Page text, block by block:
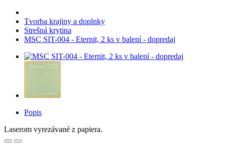
Tvorba krajiny a doplnky
Strešná krytina
MSC SIT-004 - Eternit, 2 ks v balení - dopredaj
Popis
Laserom vyrezávané z papiera.